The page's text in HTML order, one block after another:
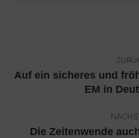
Auf ein sicheres und
EM in
Die Zeitenwende